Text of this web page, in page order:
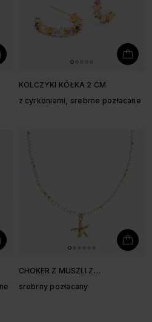
KOLCZYKI KÓŁKA 2 CM
z cyrkoniami, srebrne pozłacane
CHOKER Z MUSZLI Z
srebrny pozłacany